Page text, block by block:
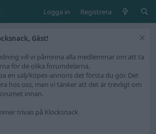
Logga in Registrera
Gäst!
vill vi påminna alla medlemmar om att ta
för de olika forumdelarna.
en sälj/köpes-annons det första du gör. Det
hos oss, men vi tänker att det är trevligt om
innan.
trivas på Klocksnack